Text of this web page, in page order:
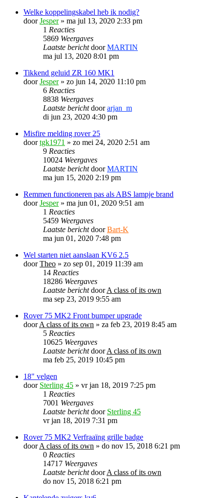
Welke koppelingskabel heb ik nodig?
doorJesper» ma jul 13, 2020 2:33 pm
1 Reacties
5869 Weergaves
Laatste berichtdoorMARTIN
ma jul 13, 2020 8:01 pm
Tikkend geluid ZR 160 MK1
doorJesper» zo jun 14, 2020 11:10 pm
6 Reacties
8838 Weergaves
Laatste berichtdoorarjan_m
di jun 23, 2020 4:30 pm
Misfire melding rover 25
doortgk1971 » zo mei 24, 2020 2:51 am
9 Reacties
10024 Weergaves
Laatste berichtdoorMARTIN
ma jun 15, 2020 2:19 pm
Remmen functioneren pas als ABS lampje brand
doorJesper» ma jun 01, 2020 9:51 am
1 Reacties
5459 Weergaves
Laatste berichtdoorBart-K
ma jun 01, 2020 7:48 pm
Wel starten niet aanslaan KV6 2.5
doorTheo » zo sep 01, 2019 11:39 am
14 Reacties
18286 Weergaves
Laatste berichtdoorA class of its own
ma sep 23, 2019 9:55 am
Rover 75 MK2 Front bumper upgrade
doorA class of its own » za feb 23, 2019 8:45 am
5 Reacties
10625 Weergaves
Laatste berichtdoorA class of its own
ma feb 25, 2019 10:45 pm
18" velgen
door Sterling 45 » vr jan 18, 2019 7:25 pm
1 Reacties
7001 Weergaves
Laatste berichtdoor Sterling 45
vr jan 18, 2019 7:31 pm
Rover 75 MK2 Verfraaïng grille badge
doorA class of its own » do nov 15, 2018 6:21 pm
0 Reacties
14717 Weergaves
Laatste berichtdoorA class of its own
do nov 15, 2018 6:21 pm